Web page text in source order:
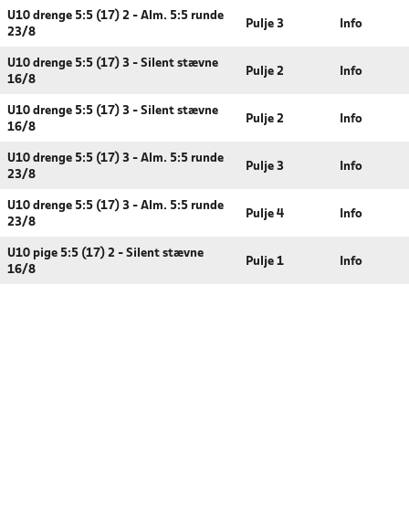
U10 drenge 5:5 (17) 2 - Alm. 5:5 runde
23/8
Pulje 3 Info
U10 drenge 5:5 (17) 3 - Silent stævne
16/8
Pulje 2 Info
U10 drenge 5:5 (17) 3 - Silent stævne
16/8
Pulje 2 Info
U10 drenge 5:5 (17) 3 - Alm. 5:5 runde
23/8
Pulje 3 Info
U10 drenge 5:5 (17) 3 - Alm. 5:5 runde
23/8
Pulje 4 Info
U10 pige 5:5 (17) 2 - Silent stævne
16/8
Pulje 1 Info